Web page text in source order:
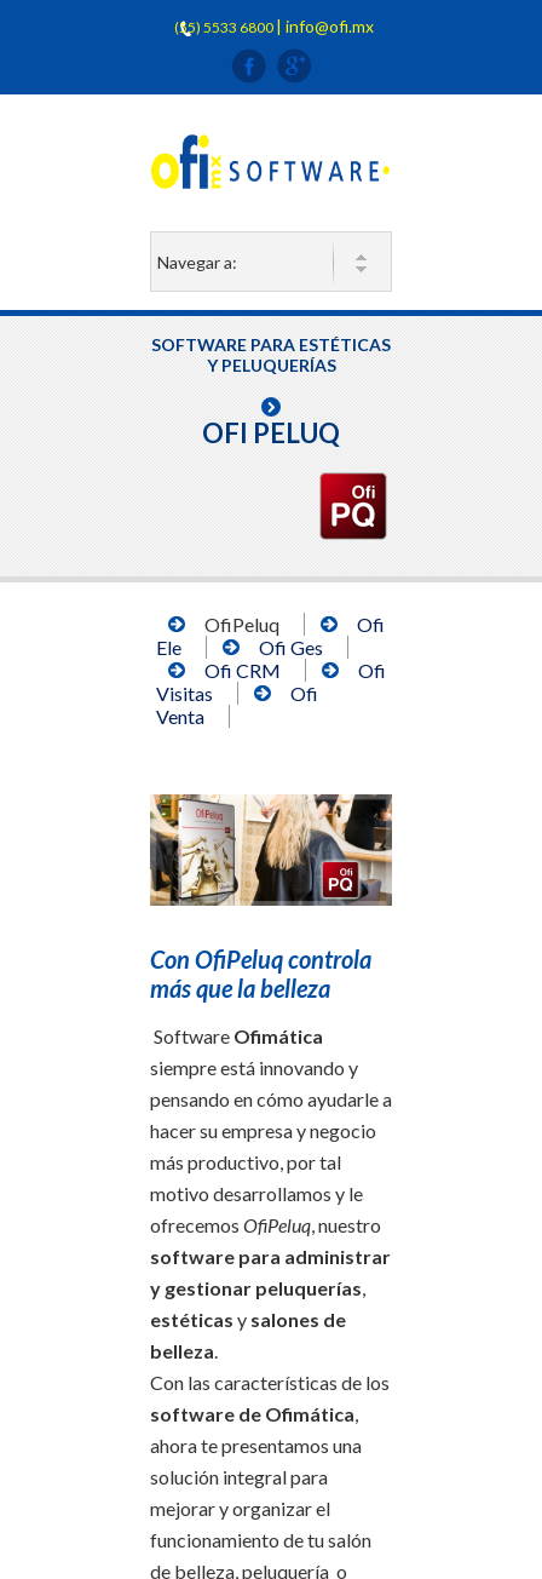
(55) 5533 6800 | info@ofi.mx
SOFTWARE PARA ESTÉTICAS
Y PELUQUERÍAS
OFI PELUQ
OfiPeluq
Ofi
Ele
Ofi Ges
Ofi CRM
Ofi
Visitas
Ofi
Venta
Con OfiPeluq controla
más que la belleza
Software Ofimática
siempre está innovando y
pensando en cómo ayudarle a
hacer su empresa y negocio
más productivo, por tal
motivo desarrollamos y le
ofrecemos OfiPeluq, nuestro
software para administrar
y gestionar peluquerías,
estéticas y salones de
belleza.
Con las características de los
software de Ofimática,
ahora te presentamos una
solución integral para
mejorar y organizar el
funcionamiento de tu salón
de belleza, peluquería o